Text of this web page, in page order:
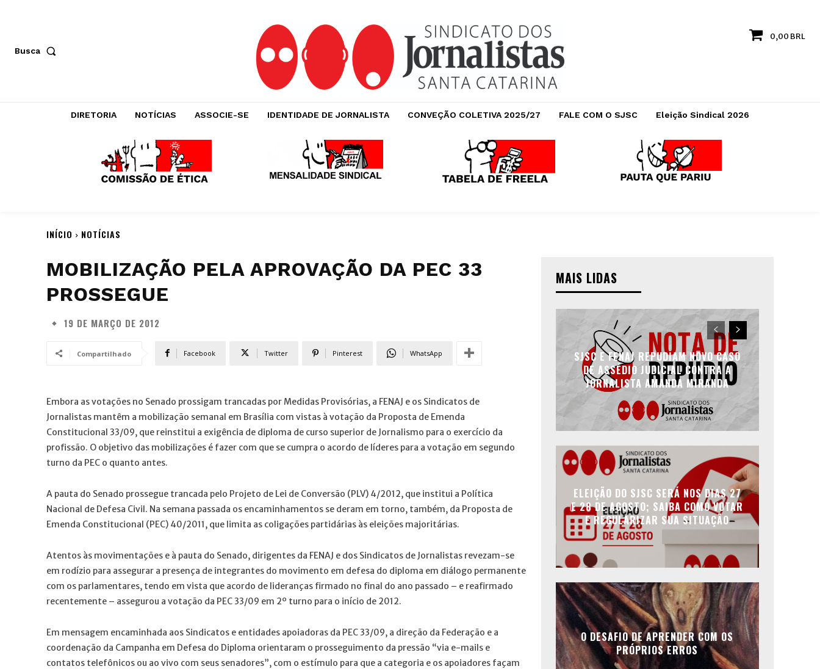
Busca
0,00 BRL
DIRETORIA NOTÍCIAS ASSOCIE-SE IDENTIDADE DE JORNALISTA CONVEÇÃO COLETIVA 2025/27 FALE COM O SJSC Eleição Sindical 2026
INÍCIO NOTÍCIAS
MOBILIZAÇÃO PELA APROVAÇÃO DA PEC 33
PROSSEGUE
19 DE MARÇO DE 2012
Compartilhado Facebook Twitter Pinterest WhatsApp
Embora as votações no Senado prossigam trancadas por Medidas Provisórias, a FENAJ e os Sindicatos de
Jornalistas mantêm a mobilização semanal em Brasília com vistas à votação da Proposta de Emenda
Constitucional 33/09, que reinstitui a exigência de diploma de curso superior de Jornalismo para o exercício da
profissão. O objetivo das mobilizações é fazer com que se cumpra o acordo de líderes para a votação em segundo
turno da PEC o quanto antes.
A pauta do Senado prossegue trancada pelo Projeto de Lei de Conversão (PLV) 4/2012, que institui a Política
Nacional de Defesa Civil. Na semana passada os encaminhamentos se deram em torno, também, da Proposta de
Emenda Constitucional (PEC) 40/2011, que limita as coligações partidárias às eleições majoritárias.
Atentos às movimentações e à pauta do Senado, dirigentes da FENAJ e dos Sindicatos de Jornalistas revezam-se
em rodízio para assegurar a presença de integrantes do movimento em defesa do diploma em diálogo permanente
com os parlamentares, tendo em vista que acordo de lideranças firmado no final do ano passado – e reafirmado
recentemente – assegurou a votação da PEC 33/09 em 2º turno para o início de 2012.
Em mensagem encaminhada aos Sindicatos e entidades apoiadoras da PEC 33/09, a direção da Federação e a
coordenação da Campanha em Defesa do Diploma orientaram o prosseguimento da pressão “via e-mails e
contatos telefônicos ou ao vivo com seus senadores”, com o estímulo para que a categoria e os apoiadores façam
MAIS LIDAS
SJSC E FENAJ REPUDIAM NOVO CASO
DE ASSÉDIO JUDICIAL CONTRA A
JORNALISTA AMANDA MIRANDA
ELEIÇÃO DO SJSC SERÁ NOS DIAS 27
E 28 DE AGOSTO; SAIBA COMO VOTAR
E REGULARIZAR SUA SITUAÇÃO
O DESAFIO DE APRENDER COM OS
PRÓPRIOS ERROS